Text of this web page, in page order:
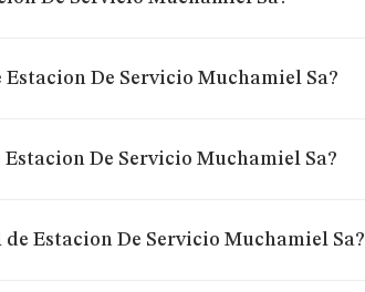
De Servicio Muchamiel Sa?
De Servicio Muchamiel Sa?
Estacion De Servicio Muchamiel Sa?